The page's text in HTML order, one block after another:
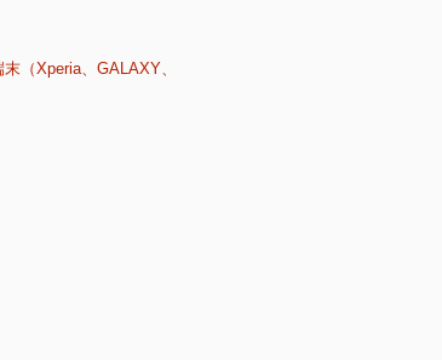
（Xperia、GALAXY、